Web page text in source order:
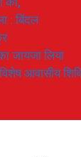
: बिंदल
जायजा लिया
आवासीय